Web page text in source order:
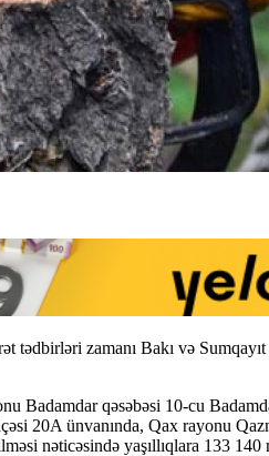
zamanı Bakı və
Badamdar qəsəbəsi 10-cu
20A ünvanında, Qax rayonu
nəticəsində yaşıllıqlara 133